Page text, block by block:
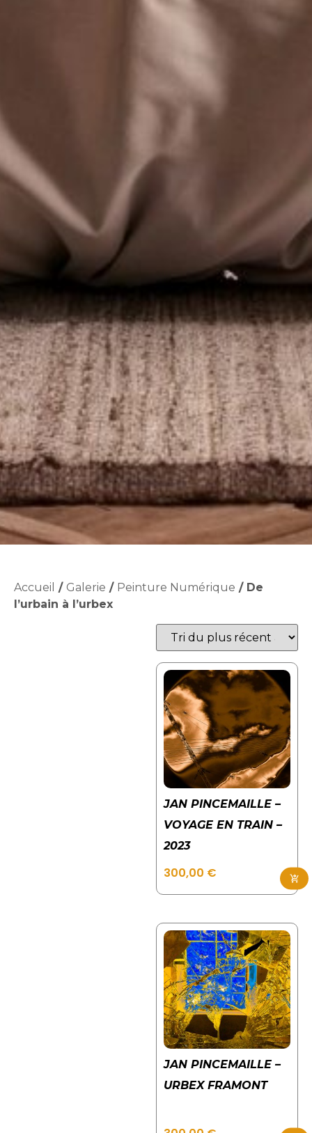
Accueil / Galerie / Peinture Numérique / De
l’urbain à l’urbex
JAN PINCEMAILLE –
VOYAGE EN TRAIN –
2023
300,00 €Ajouter au panier
JAN PINCEMAILLE –
URBEX FRAMONT